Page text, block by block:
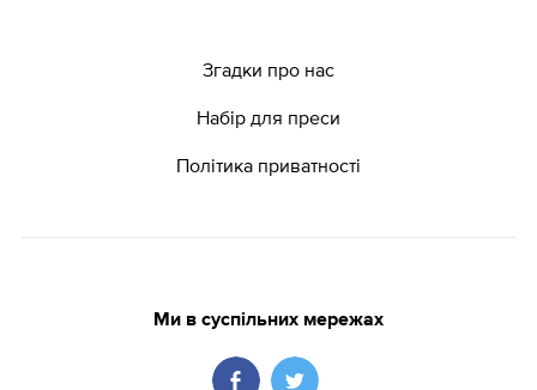
Згадки про нас
Набір для преси
Політика приватності
Ми в суспільних мережах